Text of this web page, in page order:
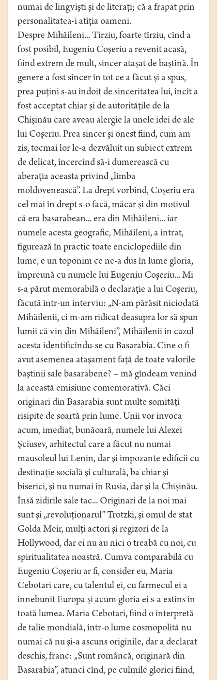
numai de lingvişti şi de literaţi; că a frapat prin
personalitatea-i atîţia oameni.
Despre Mihăileni... Tîrziu, foarte tîrziu, cînd a
fost posibil, Eugeniu Coşeriu a revenit acasă,
fiind extrem de mult, sincer ataşat de baştină. În
genere a fost sincer în tot ce a făcut şi a spus,
prea puţini s-au îndoit de sinceritatea lui, încît a
fost acceptat chiar şi de autorităţile de la
Chişinău care aveau alergie la unele idei de ale
lui Coşeriu. Prea sincer şi onest fiind, cum am
zis, tocmai lor le-a dezvăluit un subiect extrem
de delicat, încercînd să-i dumerească cu
aberaţia aceasta privind „limba
moldovenească”. La drept vorbind, Coşeriu era
cel mai în drept s-o facă, măcar şi din motivul
că era basarabean... era din Mihăileni... iar
numele acesta geografic, Mihăileni, a intrat,
figurează în practic toate enciclopediile din
lume, e un toponim ce ne-a dus în lume gloria,
împreună cu numele lui Eugeniu Coşeriu... Mi
s-a părut memorabilă o declaraţie a lui Coşeriu,
făcută într-un interviu: „N-am părăsit niciodată
Mihăilenii, ci m-am ridicat deasupra lor să spun
lumii că vin din Mihăileni”, Mihăilenii în cazul
acesta identificîndu-se cu Basarabia. Cine o fi
avut asemenea ataşament faţă de toate valorile
baştinii sale basarabene? – mă gîndeam venind
la această emisiune comemorativă. Căci
originari din Basarabia sunt multe somităţi
risipite de soartă prin lume. Unii vor invoca
acum, imediat, bunăoară, numele lui Alexei
Şciusev, arhitectul care a făcut nu numai
mausoleul lui Lenin, dar şi impozante edificii cu
destinaţie socială şi culturală, ba chiar şi
biserici, şi nu numai în Rusia, dar şi la Chişinău.
Însă zidirile sale tac... Originari de la noi mai
sunt şi „revoluţionarul” Trotzki, şi omul de stat
Golda Meir, mulţi actori şi regizori de la
Hollywood, dar ei nu au nici o treabă cu noi, cu
spiritualitatea noastră. Cumva comparabilă cu
Eugeniu Coşeriu ar fi, consider eu, Maria
Cebotari care, cu talentul ei, cu farmecul ei a
înnebunit Europa şi acum gloria ei s-a extins în
toată lumea. Maria Cebotari, fiind o interpretă
de talie mondială, într-o lume cosmopolită nu
numai că nu şi-a ascuns originile, dar a declarat
deschis, franc: „Sunt româncă, originară din
Basarabia”, atunci cînd, pe culmile gloriei fiind,